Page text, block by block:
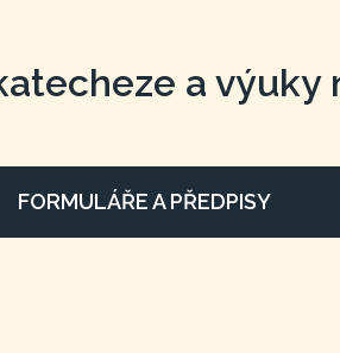
a výuky
FORMULÁŘE A PŘEDPISY